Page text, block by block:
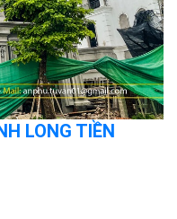
LONG TIỀN